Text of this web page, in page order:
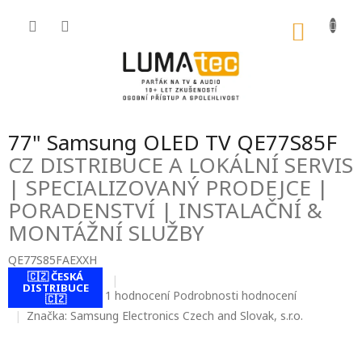
77" Samsung OLED TV QE77S85F
CZ DISTRIBUCE A LOKÁLNÍ SERVIS
| SPECIALIZOVANÝ PRODEJCE |
PORADENSTVÍ | INSTALAČNÍ &
MONTÁŽNÍ SLUŽBY
QE77S85FAEXXH
🇨🇿 ČESKÁ
DISTRIBUCE
🇨🇿
Průměrné
hodnocení
produktu
1 hodnocení Podrobnosti hodnocení
Značka: Samsung Electronics Czech and Slovak, s.r.o.